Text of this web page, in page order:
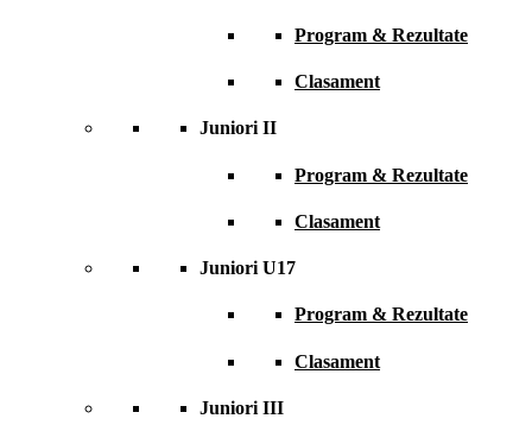
Program & Rezultate
Clasament
Juniori II
Program & Rezultate
Clasament
Juniori U17
Program & Rezultate
Clasament
Juniori III